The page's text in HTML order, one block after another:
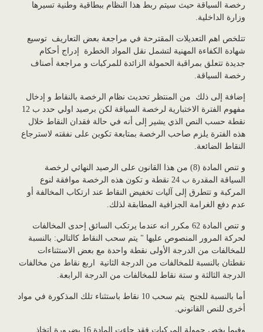
رخصة السياقة حيث سيتم ربط هذا النظام ببطاقية وطنية تسيرها
وزارة الداخلية.
تتلخص اهم التعديلات المقترحة في مراجعة بعض التعاريف توسيع
شهادة الكفاءة المهنية لتشمل نقل المواد الخطرة إدراج أحكام
جديدة تتعلق بمراقبة الحمولة الزائدة للمركبات و مراجعة أصناف
رخصة السياقة.
إضافة إلى ذلك من المنتظر تحديث نظام الرخصة بالنقاط و إدخال
مفهوم الفترة الاختبارية لرخصة السياقة لكن برصيد اولي حدد ب 12
نقطة حسب النص الذي يشير إلى أنه في حالة فقدان النقاط خلال
هذه الفترة يلزم صاحب الرخصة بمتابعة تكوين على نفقته لاسترجاع
النقاط الضائعة.
و تنص المادة (8) من هذا القانون على الرصيد النهائي لرخصة
السياقة المقدرة ب 24 نقطة و تكون هذه الرخصة موافقة لنوع
المركبة و تتطرق إلى آليات تخفيض النقاط عند ارتكاب المخالفة أو
عدم دفع الغرامة الجزافية المطابقة لذلك.
و تنص المادة 62 مكرر انه عندما يرتكب السائق إحدى المخالفات
لحركة المرور المنصوص عليها " يتم سحب النقاط كالتالي: بالنسبة
للمخالفات من الدرجة الأولى نقطة واحدة مع بعض الاستثناءات
نقطتان بالنسبة للمخالفات من الدرجة الثانية اربع نقاط من مخالفات
الدرجة الثالثة و ستة نقاط للمخالفات من الدرجة الرابعة.
أما بالنسبة للجنح يتم سحب 10 نقاط باستثناء تلك المذكورة في مواد
أخرى للنص القانوني.
وفيما يخص حمولة المركبات فقد جاءت المادة 16 بضرورة اتخاذ